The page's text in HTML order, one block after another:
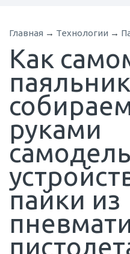
Главная → Технологии →
Как
руками
пайки из